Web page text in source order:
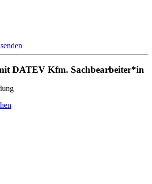
DATEV Kfm. Sachbearbeiter*in